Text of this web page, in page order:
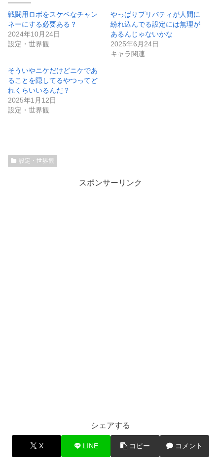
戦闘用ロボをスケベなチャン
ネーにする必要ある？
2024年10月24日
設定・世界観
やっぱりプリバティが人間に
紛れ込んでる設定には無理が
あるんじゃないかな
2025年6月24日
キャラ関連
そういやニケだけどニケであ
ることを隠してるやつってど
れくらいいるんだ？
2025年1月12日
設定・世界観
設定・世界観
スポンサーリンク
シェアする
X LINE コピー コメント